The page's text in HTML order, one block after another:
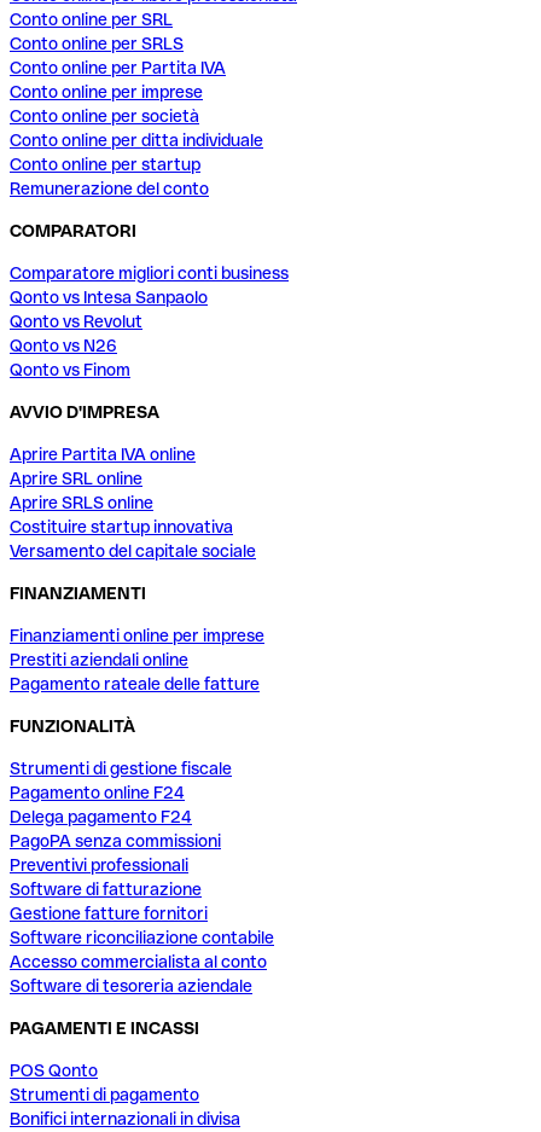
Conto online per SRL
Conto online per SRLS
Conto online per Partita IVA
Conto online per imprese
Conto online per società
Conto online per ditta individuale
Conto online per startup
Remunerazione del conto
COMPARATORI
Comparatore migliori conti business
Qonto vs Intesa Sanpaolo
Qonto vs Revolut
Qonto vs N26
Qonto vs Finom
AVVIO D'IMPRESA
Aprire Partita IVA online
Aprire SRL online
Aprire SRLS online
Costituire startup innovativa
Versamento del capitale sociale
FINANZIAMENTI
Finanziamenti online per imprese
Prestiti aziendali online
Pagamento rateale delle fatture
FUNZIONALITÀ
Strumenti di gestione fiscale
Pagamento online F24
Delega pagamento F24
PagoPA senza commissioni
Preventivi professionali
Software di fatturazione
Gestione fatture fornitori
Software riconciliazione contabile
Accesso commercialista al conto
Software di tesoreria aziendale
PAGAMENTI E INCASSI
POS Qonto
Strumenti di pagamento
Bonifici internazionali in divisa